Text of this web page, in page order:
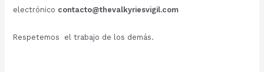
electrónico contacto@thevalkyriesvigil.com
Respetemos el trabajo de los demás.